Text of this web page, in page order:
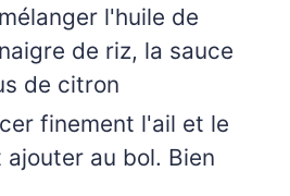
l'huile de
de riz, la sauce
de citron
finement l'ail et le
au bol. Bien